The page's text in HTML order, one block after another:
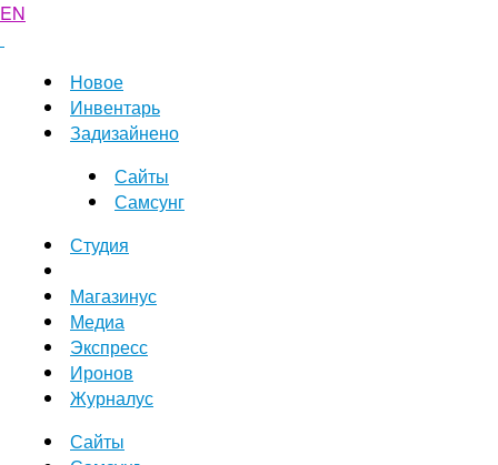
EN
Новое
Инвентарь
Задизайнено
Сайты
Самсунг
Студия
Магазинус
Медиа
Экспресс
Иронов
Журналус
Сайты